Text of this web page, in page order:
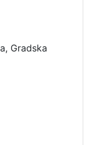
Gradska